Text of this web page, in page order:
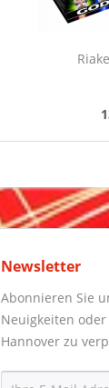
Newsletter
Abonnieren Sie
Neuigkeiten
Hannover zu